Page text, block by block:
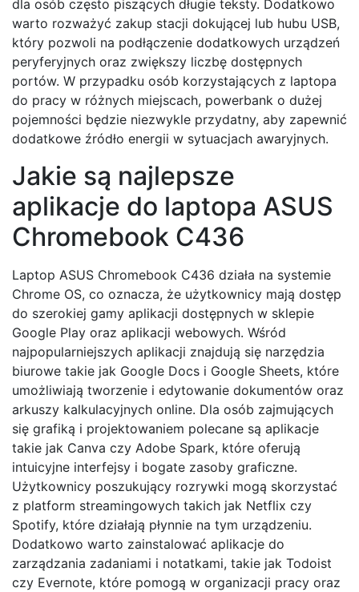
dla osób często piszących długie teksty. Dodatkowo
warto rozważyć zakup stacji dokującej lub hubu USB,
który pozwoli na podłączenie dodatkowych urządzeń
peryferyjnych oraz zwiększy liczbę dostępnych
portów. W przypadku osób korzystających z laptopa
do pracy w różnych miejscach, powerbank o dużej
pojemności będzie niezwykle przydatny, aby zapewnić
dodatkowe źródło energii w sytuacjach awaryjnych.
Jakie są najlepsze
aplikacje do laptopa ASUS
Chromebook C436
Laptop ASUS Chromebook C436 działa na systemie
Chrome OS, co oznacza, że użytkownicy mają dostęp
do szerokiej gamy aplikacji dostępnych w sklepie
Google Play oraz aplikacji webowych. Wśród
najpopularniejszych aplikacji znajdują się narzędzia
biurowe takie jak Google Docs i Google Sheets, które
umożliwiają tworzenie i edytowanie dokumentów oraz
arkuszy kalkulacyjnych online. Dla osób zajmujących
się grafiką i projektowaniem polecane są aplikacje
takie jak Canva czy Adobe Spark, które oferują
intuicyjne interfejsy i bogate zasoby graficzne.
Użytkownicy poszukujący rozrywki mogą skorzystać
z platform streamingowych takich jak Netflix czy
Spotify, które działają płynnie na tym urządzeniu.
Dodatkowo warto zainstalować aplikacje do
zarządzania zadaniami i notatkami, takie jak Todoist
czy Evernote, które pomogą w organizacji pracy oraz